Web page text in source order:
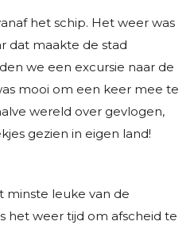
het schip. Het weer was
dat maakte de stad
we een excursie naar de
mooi om een keer mee te
wereld over gevlogen,
gezien in eigen land!
minste leuke van de
het weer tijd om afscheid te